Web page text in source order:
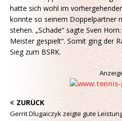
hatte sich wohl im
konnte so seinem Doppelpartner
stehen. „Schade“ sagte Sven
Meister gespielt“. Somit ging der
Sieg zum BSRK.
ZURÜCK
Gerrit Dlugaiczyk zeigte gute